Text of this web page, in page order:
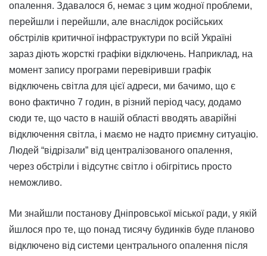
опалення. Здавалося б, немає з цим жодної проблеми,
перейшли і перейшли, але внаслідок російських
обстрілів критичної інфраструктури по всій Україні
зараз діють жорсткі графіки відключень. Наприклад, на
момент запису програми перевіривши графік
відключень світла для цієї адреси, ми бачимо, що є
воно фактично 7 годин, в різний період часу, додамо
сюди те, що часто в нашій області вводять аварійні
відключення світла, і маємо не надто приємну ситуацію.
Людей “відрізали” від централізованого опалення,
через обстріли і відсутнє світло і обігрітись просто
неможливо.
Ми знайшли постанову Дніпровської міської ради, у якій
йшлося про те, що понад тисячу будинків буде планово
відключено від системи центрального опалення після